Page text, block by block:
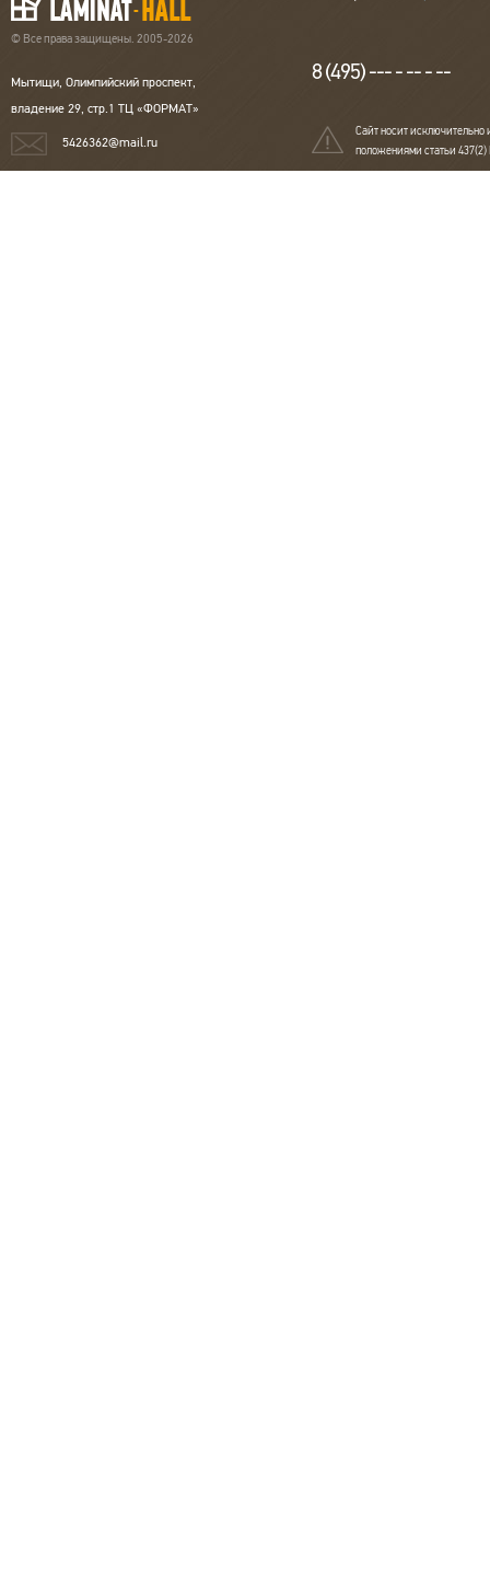
© Все права защищены. 2005-2026
Мытищи, Олимпийский проспект,
владение 29, стр.1 ТЦ «ФОРМАТ»
5426362@mail.ru
8 (495) --- - -- - --
Сайт носит исключительно
положениями статьи